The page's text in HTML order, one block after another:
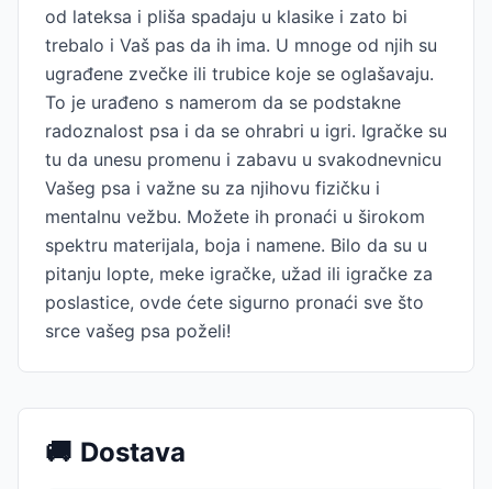
od lateksa i pliša spadaju u klasike i zato bi
trebalo i Vaš pas da ih ima. U mnoge od njih su
ugrađene zvečke ili trubice koje se oglašavaju.
To je urađeno s namerom da se podstakne
radoznalost psa i da se ohrabri u igri. Igračke su
tu da unesu promenu i zabavu u svakodnevnicu
Vašeg psa i važne su za njihovu fizičku i
mentalnu vežbu. Možete ih pronaći u širokom
spektru materijala, boja i namene. Bilo da su u
pitanju lopte, meke igračke, užad ili igračke za
poslastice, ovde ćete sigurno pronaći sve što
srce vašeg psa poželi!
🚚 Dostava